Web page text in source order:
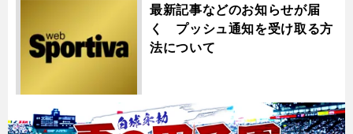
最新記事などのお知らせが届
く プッシュ通知を受け取る方
法について